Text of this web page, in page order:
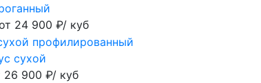
24 900 ₽/ куб
сухой
26 900 ₽/ куб